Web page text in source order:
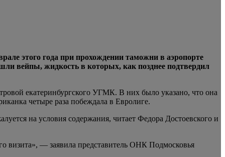
этого года при прохождении таможни в аэропорте
вейпы, жидкость в которых, как позднее подтвердил
екатеринбургского УГМК. В них было указано, что она
четыре раза побеждала в Евролиге.
на условия содержания, читает Федора Достоевского и
визита», — заявила представитель ОНК Подмосковья